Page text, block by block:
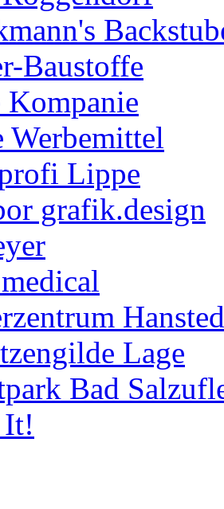
Baustoffe
Kompanie
Werbemittel
Lippe
grafik.design
Lage
Bad
It!